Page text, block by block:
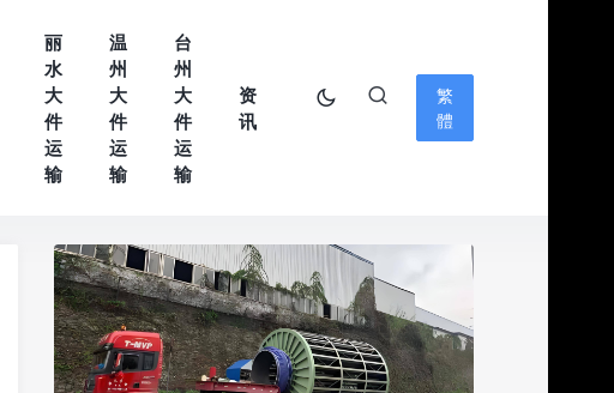
丽
水
大
件
运
输
温
州
大
件
运
输
台
州
大
件
运
输
资
讯
繁
體